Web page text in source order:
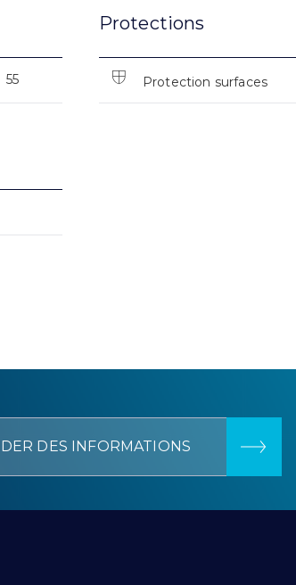
55
Protections
Protection surfaces
DES INFORMATIONS